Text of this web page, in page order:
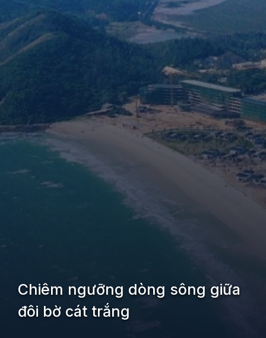
Chiêm ngưỡng dòng sông giữa
đôi bờ cát trắng